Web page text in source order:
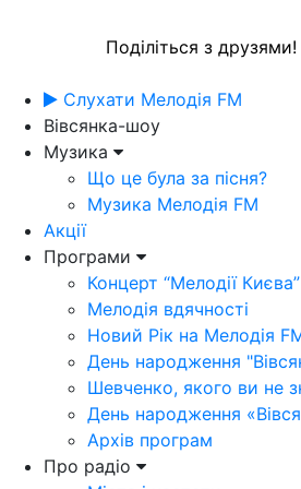
Поділіться з друзями!
Слухати Мелодія FM
Вівсянка-шоу
Музика
Що це була за пісня?
Музика Мелодія FM
Акції
Програми
Концерт “Мелодії
Мелодія вдячності
Новий Рік на Мелодія
День народження
Шевченко, якого ви не
День народження
Архів програм
Про радіо